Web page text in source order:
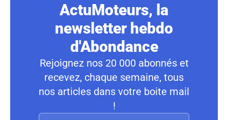
ActuMoteurs, la
newsletter hebdo
d'Abondance
Rejoignez nos 20 000 abonnés et
recevez, chaque semaine, tous
nos articles dans votre boite mail
!